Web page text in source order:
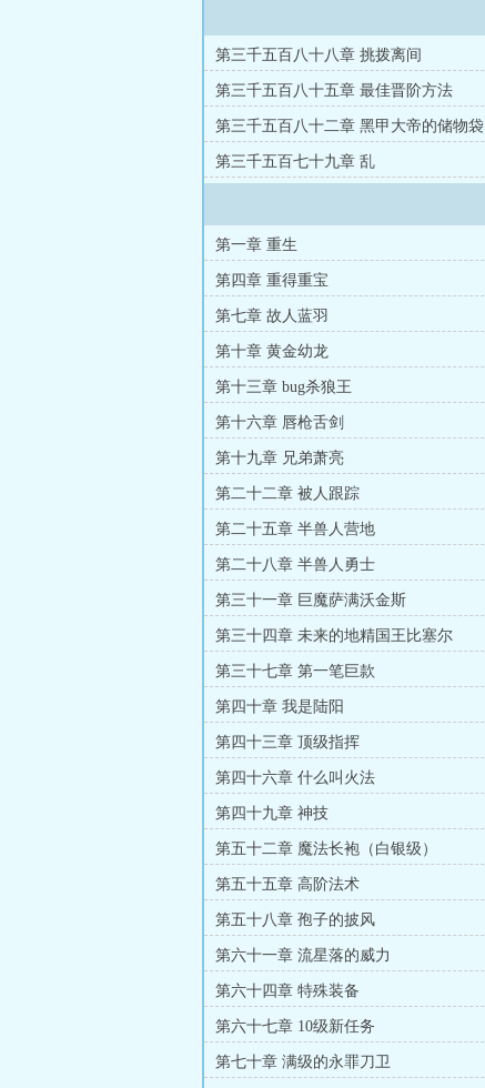
第三千五百八十八章 挑拨离间
第三千五百八十五章 最佳晋阶方法
第三千五百八十二章 黑甲大帝的储物袋
第三千五百七十九章 乱
第一章 重生
第四章 重得重宝
第七章 故人蓝羽
第十章 黄金幼龙
第十三章 bug杀狼王
第十六章 唇枪舌剑
第十九章 兄弟萧亮
第二十二章 被人跟踪
第二十五章 半兽人营地
第二十八章 半兽人勇士
第三十一章 巨魔萨满沃金斯
第三十四章 未来的地精国王比塞尔
第三十七章 第一笔巨款
第四十章 我是陆阳
第四十三章 顶级指挥
第四十六章 什么叫火法
第四十九章 神技
第五十二章 魔法长袍（白银级）
第五十五章 高阶法术
第五十八章 孢子的披风
第六十一章 流星落的威力
第六十四章 特殊装备
第六十七章 10级新任务
第七十章 满级的永罪刀卫